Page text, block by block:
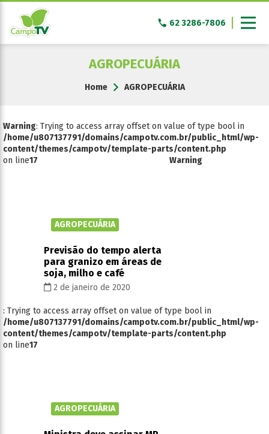
Pular
conteúdo
62 3286-7806
AGROPECUÁRIA
Home AGROPECUÁRIA
Warning: Trying to access array offset on value of type bool in
/home/u807137791/domains/campotv.com.br/public_html/wp-
content/themes/campotv/template-parts/content.php
on line17
AGROPECUÁRIA
Previsão do tempo alerta
para granizo em áreas de
soja, milho e café
2 de janeiro de 2020
Warning
: Trying to access array offset on value of type bool in
/home/u807137791/domains/campotv.com.br/public_html/wp-
content/themes/campotv/template-parts/content.php
on line17
AGROPECUÁRIA